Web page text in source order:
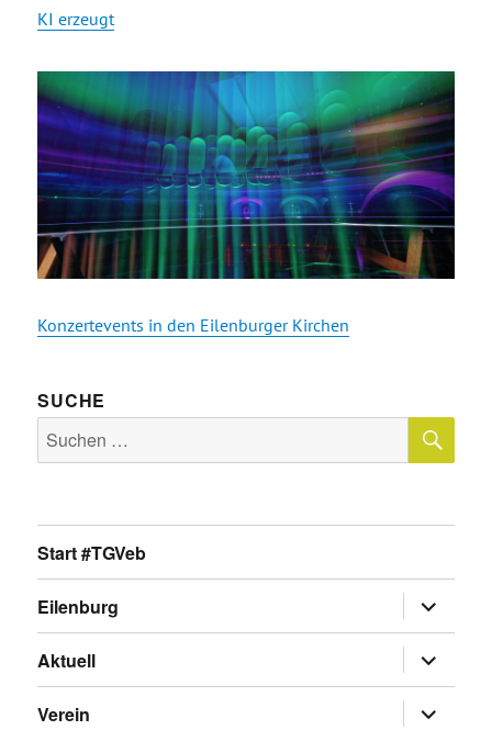
KI erzeugt
Konzertevents in den Eilenburger Kirchen
SUCHE
Suche
nach:
Start #TGVeb
Eilenburg
anzeigen
Aktuell
anzeigen
Verein